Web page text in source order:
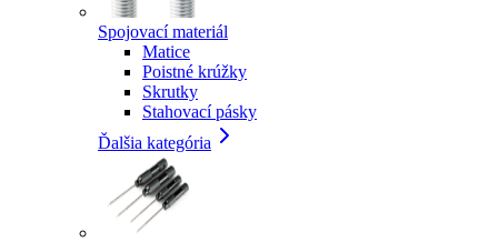
Spojovací materiál
Matice
Poistné krúžky
Skrutky
Stahovací pásky
Ďalšia kategória